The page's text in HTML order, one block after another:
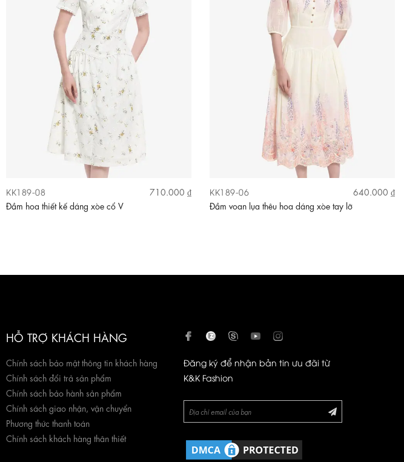
KK189-08
710.000 ₫
Đầm hoa thiết kế dáng xòe cổ V
KK189-06
640.000 ₫
Đầm voan lụa thêu hoa dáng xòe tay lỡ
HỖ TRỢ KHÁCH HÀNG
Chính sách bảo mật thông tin khách hàng
Chính sách đổi trả sản phẩm
Chính sách bảo hành sản phẩm
Chính sách giao nhận, vận chuyển
Phương thức thanh toán
Chính sách khách hàng thân thiết
Đăng ký để nhận bản tin ưu đãi từ
K&K Fashion